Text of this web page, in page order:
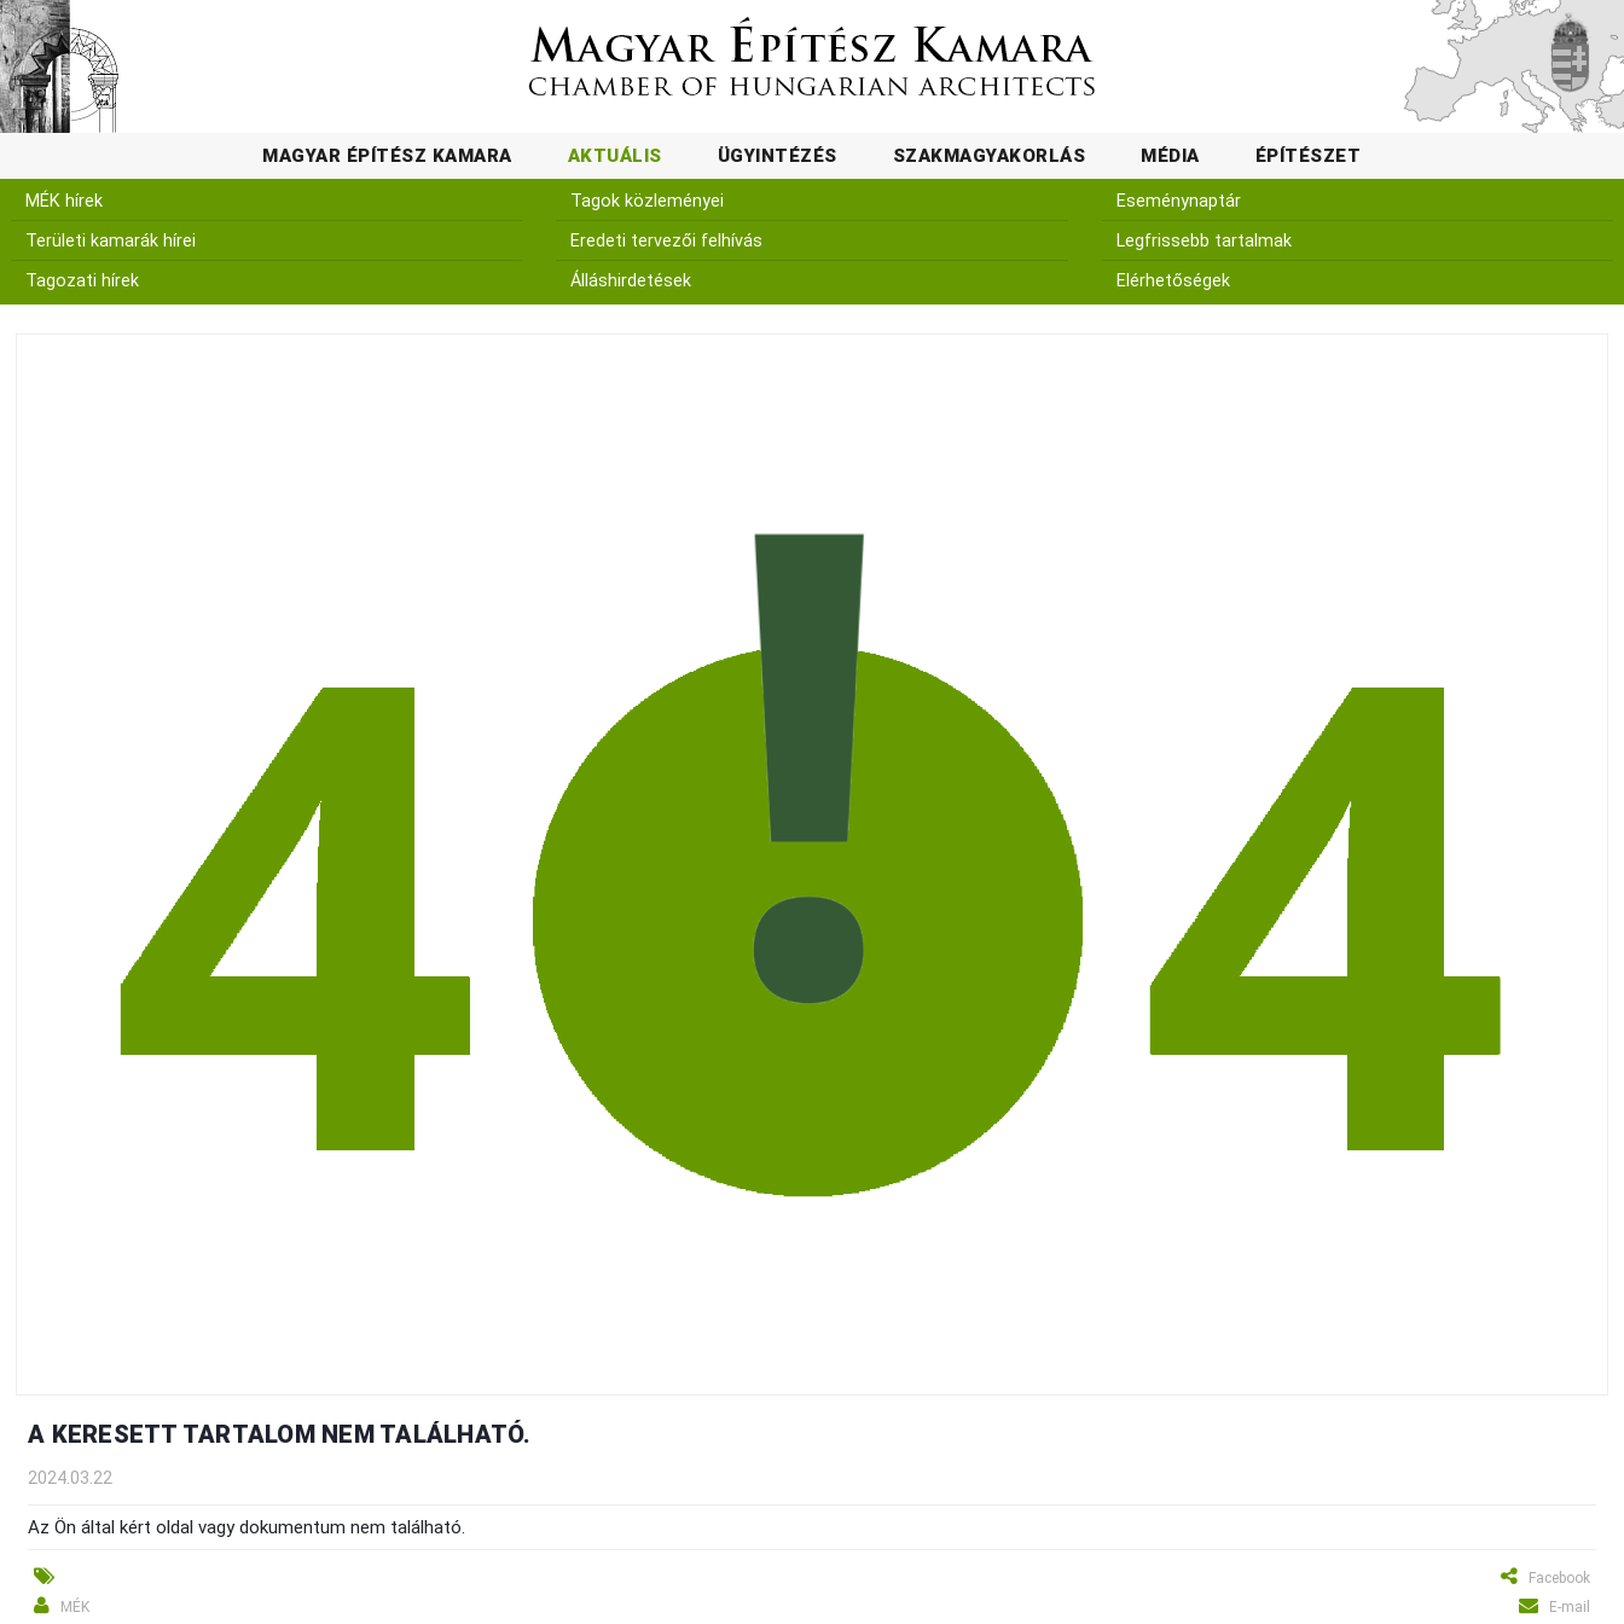
MAGYAR ÉPÍTÉSZ KAMARA AKTUÁLIS ÜGYINTÉZÉS SZAKMAGYAKORLÁS MÉDIA ÉPÍTÉSZET
MÉK hírek
Területi kamarák hírei
Tagozati hírek
Tagok közleményei
Eredeti tervezői felhívás
Álláshirdetések
Eseménynaptár
Legfrissebb tartalmak
Elérhetőségek
A KERESETT TARTALOM NEM TALÁLHATÓ.
2024.03.22
Az Ön által kért oldal vagy dokumentum nem található.
Facebook
MÉK
E-mail